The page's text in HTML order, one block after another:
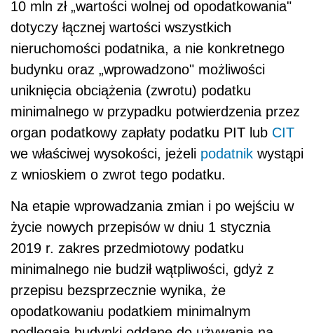
10 mln zł „wartości wolnej od opodatkowania"
dotyczy łącznej wartości wszystkich
nieruchomości podatnika, a nie konkretnego
budynku oraz „wprowadzono" możliwości
uniknięcia obciążenia (zwrotu) podatku
minimalnego w przypadku potwierdzenia przez
organ podatkowy zapłaty podatku PIT lub CIT
we właściwej wysokości, jeżeli podatnik wystąpi
z wnioskiem o zwrot tego podatku.
Na etapie wprowadzania zmian i po wejściu w
życie nowych przepisów w dniu 1 stycznia
2019 r. zakres przedmiotowy podatku
minimalnego nie budził wątpliwości, gdyż z
przepisu bezsprzecznie wynika, że
opodatkowaniu podatkiem minimalnym